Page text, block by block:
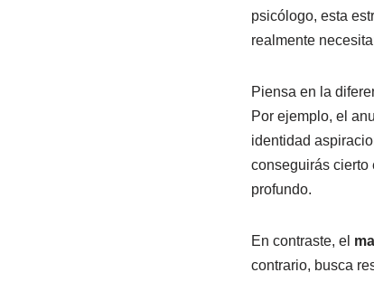
psicólogo, esta
realmente
Piensa en la
Por ejemplo, el
identidad
conseguirás cierto
profundo.
En contraste, el
contrario, busca